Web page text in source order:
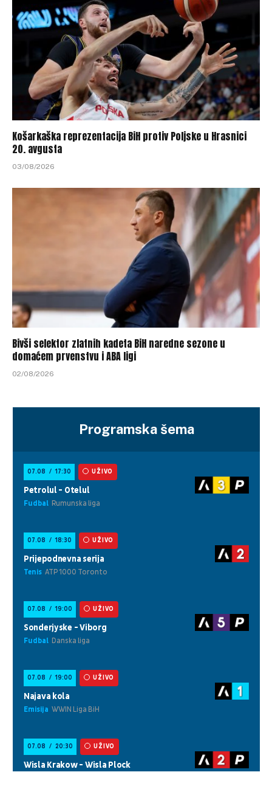
Košarkaška reprezentacija BiH protiv Poljske u Hrasnici
20. avgusta
03/08/2026
Bivši selektor zlatnih kadeta BiH naredne sezone u
domaćem prvenstvu i ABA ligi
02/08/2026
Programska šema